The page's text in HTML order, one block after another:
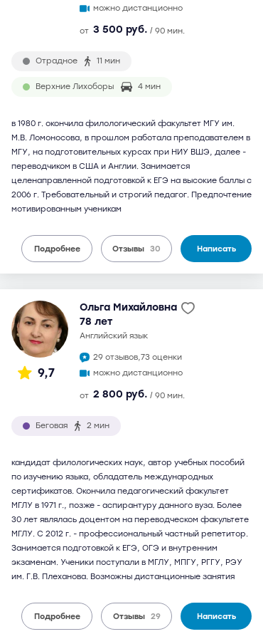
можно дистанционно
от 3 500 руб. / 90 мин.
Отрадное 11 мин
Верхние Лихоборы 4 мин
в 1980 г. окончила филологический факультет МГУ им.
М.В. Ломоносова, в прошлом работала преподавателем в
МГУ, на подготовительных курсах при НИУ ВШЭ, далее -
переводчиком в США и Англии. Занимается
целенаправленной подготовкой к ЕГЭ на высокие баллы с
2006 г. Требовательный и строгий педагог. Предпочтение
мотивированным ученикам
Подробнее Отзывы 30 Написать
9,7
Ольга Михайловна
78 лет
английский язык
29 отзывов,73 оценки
можно дистанционно
от 2 800 руб. / 90 мин.
Беговая 2 мин
кандидат филологических наук, автор учебных пособий
по изучению языка, обладатель международных
сертификатов. Окончила педагогический факультет
МГЛУ в 1971 г., позже - аспирантуру данного вуза. Более
30 лет являлась доцентом на переводческом факультете
МГЛУ. С 2012 г. - профессиональный частный репетитор.
Занимается подготовкой к ЕГЭ, ОГЭ и внутренним
экзаменам. Ученики поступали в МГЛУ, МПГУ, РГГУ, РЭУ
им. Г.В. Плеханова. Возможны дистанционные занятия
Подробнее Отзывы 29 Написать